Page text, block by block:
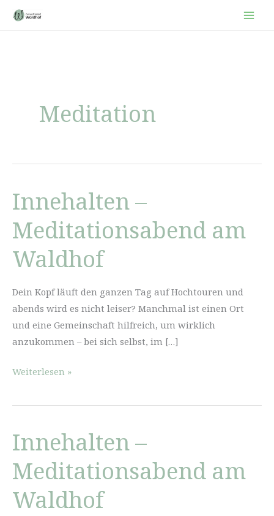
Zum
Inhalt
Meditation
Innehalten –
Meditationsabend am
Waldhof
Dein Kopf läuft den ganzen Tag auf Hochtouren und
abends wird es nicht leiser? Manchmal ist einen Ort
und eine Gemeinschaft hilfreich, um wirklich
anzukommen – bei sich selbst, im […]
Innehalten
Meditationsabend
Waldhof
Weiterlesen »
Innehalten –
Meditationsabend am
Waldhof